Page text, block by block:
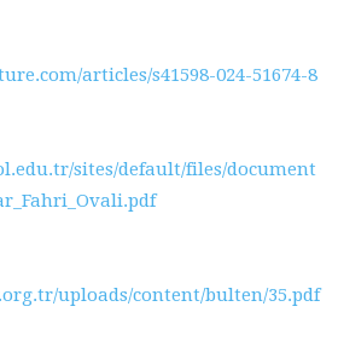
articles/s41598-024-51674-8
sites/default/files/document
uploads/content/bulten/35.pdf